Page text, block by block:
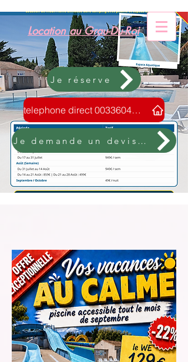
Location au Grau-Du-Roi
Je réserve
telephone direct 0033604088805
Je demande un devis sans engagement